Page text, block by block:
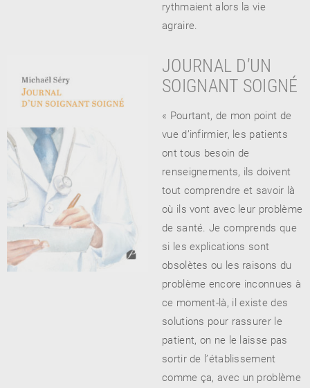
rythmaient alors la vie
agraire.
JOURNAL D’UN
SOIGNANT SOIGNÉ
« Pourtant, de mon point de
vue d’infirmier, les patients
ont tous besoin de
renseignements, ils doivent
tout comprendre et savoir là
où ils vont avec leur problème
de santé. Je comprends que
si les explications sont
obsolètes ou les raisons du
problème encore inconnues à
ce moment-là, il existe des
solutions pour rassurer le
patient, on ne le laisse pas
sortir de l’établissement
comme ça, avec un problème